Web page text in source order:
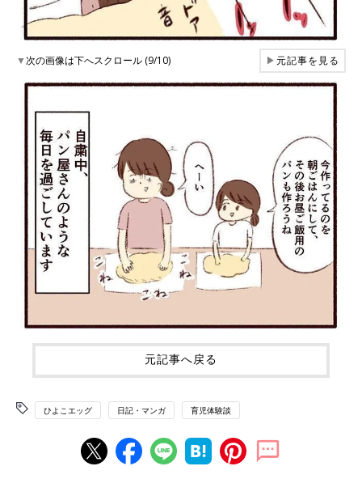
▼次の画像は下へスクロール (9/10) ▶元記事を見る
元記事へ戻る
ひよこエッグ 日記・マンガ 育児体験談